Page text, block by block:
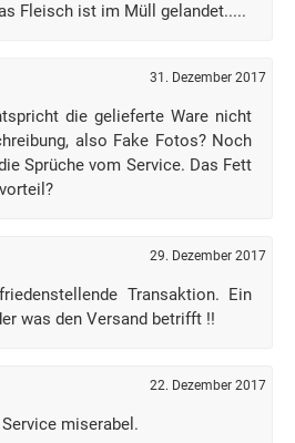
Fleisch ist im Müll gelandet.....
31. Dezember 2017
die gelieferte Ware nicht
also Fake Fotos? Noch
Sprüche vom Service. Das Fett
29. Dezember 2017
Transaktion. Ein
was den Versand betrifft !!
22. Dezember 2017
miserabel.